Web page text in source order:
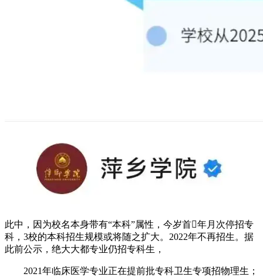
此中，因为校名本身带有“本科”属性，今岁首年月次停招专
科，3校的本科招生规模或将随之扩大。2022年不再招生。据
此前公示，绝大大都专业仍招专科生，
2021年临床医学专业正在提前批专科卫生专项招物理生；